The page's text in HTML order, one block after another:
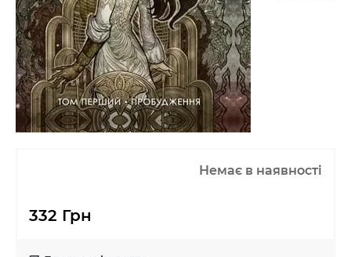
Немає в наявності
332 Грн